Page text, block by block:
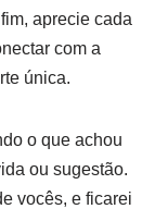
aprecie cada
com a
única.
o que achou
ou sugestão.
vocês, e ficarei